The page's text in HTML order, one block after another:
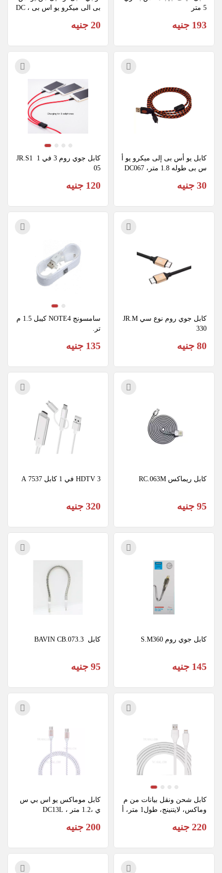
5 متر
193 جنيه
بى الى ميكرو يو اس بى ، DC
20 جنيه
كابل يو أس بى إلى ميكرو يو أ
س بى طوله 1.8 متر، DC067
30 جنيه
كابل جوي روم 3 في 1  JR.S1
05
120 جنيه
كابل جوي روم نوع سي JR.M
330
80 جنيه
سامسونج NOTE4 كيبل 1.5 م
تر.
135 جنيه
كابل ريماكس RC.063M
95 جنيه
HDTV 3 في 1 كابل 7537 A
320 جنيه
كابل جوي روم S.M360
145 جنيه
كابل  BAVIN CB.073.3
95 جنيه
كابل شحن ونقل بيانات من م
وماكس، لايتنينج، طول1 متر، أ
220 جنيه
كابل موماكس يو اس بي س
ي ،1.2 متر ، DC13L
200 جنيه